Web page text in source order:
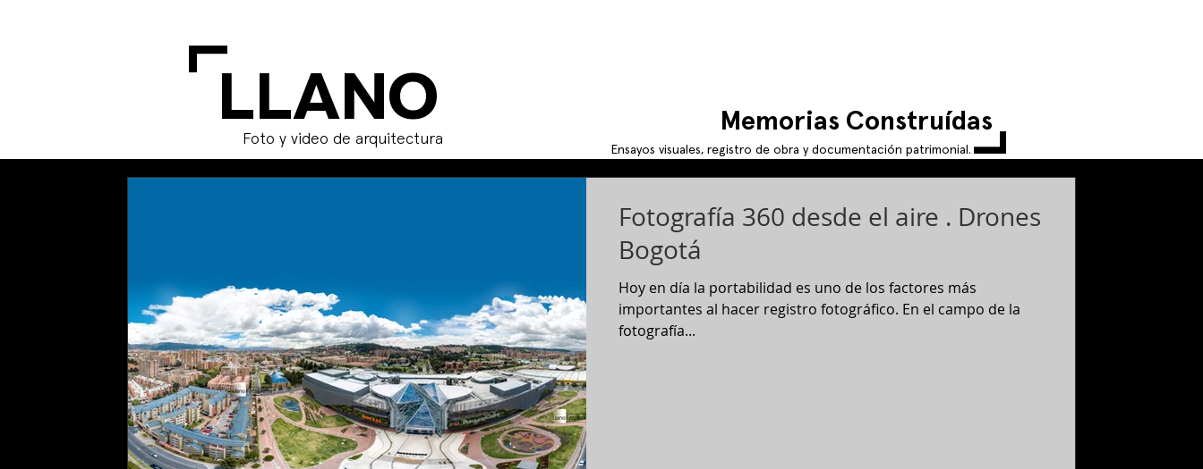
L
LLANO
Foto y video de arquitectura L
Memorias Construídas
Ensayos visuales, registro de obra y documentación patrimonial.
Fotografía 360 desde el aire . Drones
Bogotá
Hoy en día la portabilidad es uno de los factores más
importantes al hacer registro fotográfico. En el campo de la
fotografía...